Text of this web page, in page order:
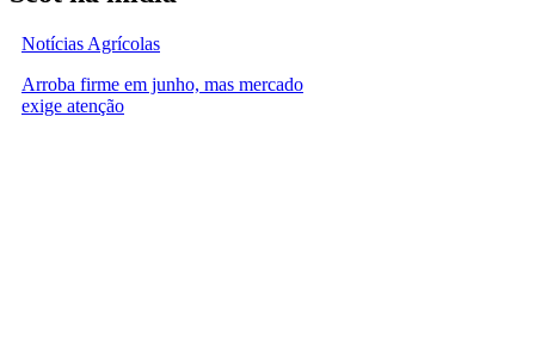
Notícias Agrícolas
Arroba firme em junho, mas mercado
exige atenção